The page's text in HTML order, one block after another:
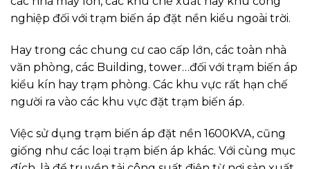
khách tiết kiệm nhiều về kinh tế, cũng như an toàn
và hiệu quả hơn các loại trạm biến áp khác..
Đặc điểm của trạm biến áp đặt nền 1600KVA đó là
thường được sử dụng cùng với trạm biến áp trung
gian có công suất lớn. Do vậy mà máy biến áp và các
thiết bị được sử dụng thường có kích thước rất lớn,
cần được lắp đặt tại một không gian rộng.
Chính vì vậy những trạm biến áp kiểu đặt nền này